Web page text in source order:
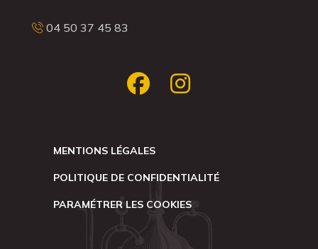
04 50 37 45 83
MENTIONS LÉGALES
POLITIQUE DE CONFIDENTIALITÉ
PARAMÉTRER LES COOKIES